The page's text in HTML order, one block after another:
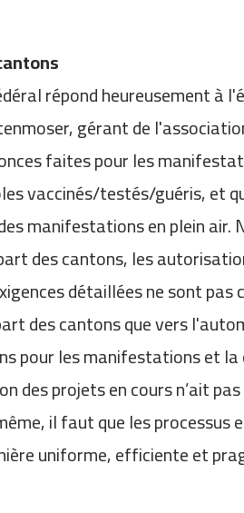
répond heureusement à
gérant de
faites pour les
vaccinés/testés/guéris, et
manifestations en plein air.
des cantons, les
détaillées ne sont
des cantons que vers
pour les manifestations et
des projets en cours n’ait
il faut que les
uniforme, efficiente et